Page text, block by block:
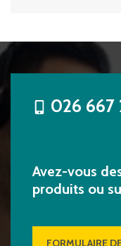
026 667
Avez-vous
produits ou
FORMULAIRE